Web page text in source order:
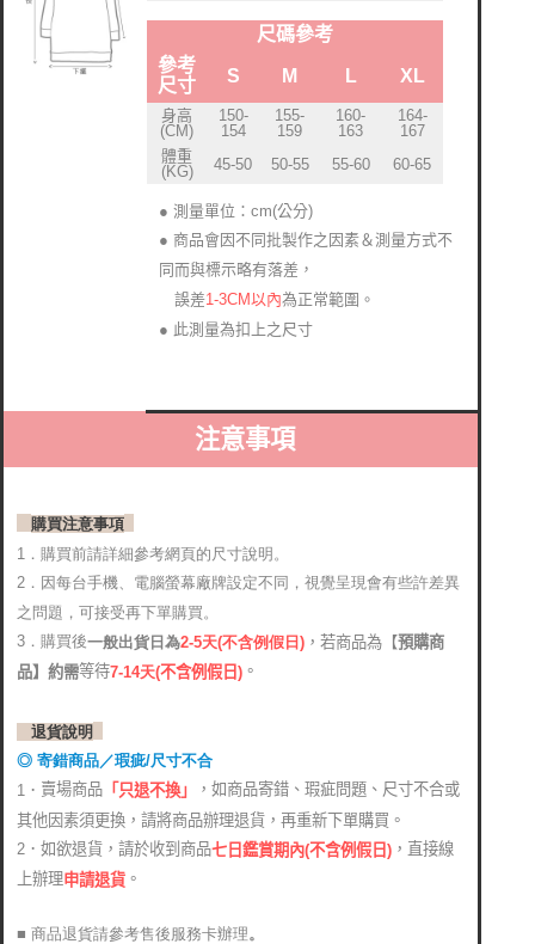
尺碼參考
參考
尺寸
S M L XL
身高
(CM)
150-
154
155-
159
160-
163
164-
167
體重
(KG)
45-50 50-55 55-60 60-65
● 測量單位：cm(公分)
● 商品會因不同批製作之因素＆測量方式不
同而與標示略有落差 ，
誤差1-3CM以內為正常範圍。
● 此測量為扣上之尺寸
注意事項
購買注意事項
1．購買前請詳細參考網頁的尺寸說明。
2． 因每台手機、電腦螢幕廠牌設定不同，視覺呈現會有些許差異
之問題，可接受再下單購買。
3．購買後一般出貨日為2-5天(不含例假日) ，若商品為【預購商
品】約需等待7-14天(不含例假日) 。
退貨說明
◎ 寄錯商品／瑕疵/尺寸不合
1． 賣場商品 「只退不換」
，如商品寄錯、瑕疵問題、尺寸不合或
其他因素須更換，請將商品辦理退貨，再重新下單購買。
2．如欲退貨，請於收到商品七日鑑賞期內(不含例假日) ，直接線
上辦理申請退貨 。
■ 商品退貨請參考售後服務卡辦理。